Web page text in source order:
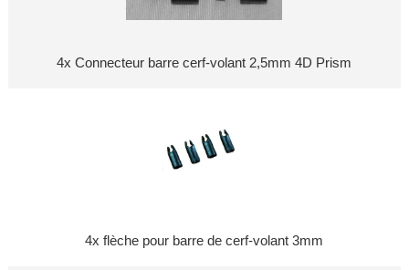
4x Connecteur barre cerf-volant 2,5mm 4D Prism
4x flèche pour barre de cerf-volant 3mm